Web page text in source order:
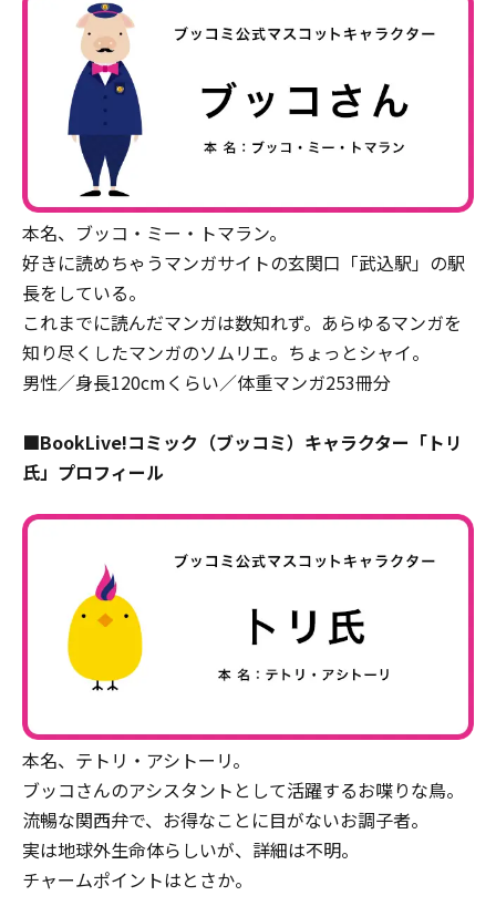
本名、ブッコ・ミー・トマラン。
好きに読めちゃうマンガサイトの玄関口「武込駅」の駅
長をしている。
これまでに読んだマンガは数知れず。あらゆるマンガを
知り尽くしたマンガのソムリエ。ちょっとシャイ。
男性／身長120cmくらい／体重マンガ253冊分
■BookLive!コミック（ブッコミ）キャラクター「トリ
氏」プロフィール
本名、テトリ・アシトーリ。
ブッコさんのアシスタントとして活躍するお喋りな鳥。
流暢な関西弁で、お得なことに目がないお調子者。
実は地球外生命体らしいが、詳細は不明。
チャームポイントはとさか。